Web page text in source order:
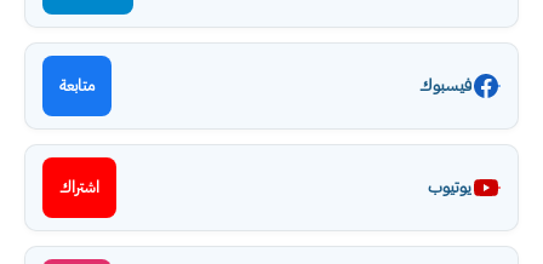
فيسبوك متابعة
يوتيوب اشتراك